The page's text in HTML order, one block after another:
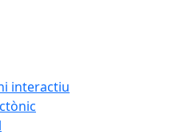
interactiu